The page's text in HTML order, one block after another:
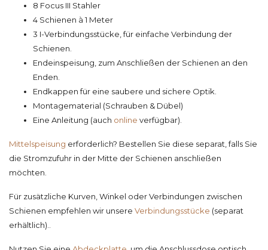
8 Focus III Stahler
4 Schienen à 1 Meter
3 I-Verbindungsstücke, für einfache Verbindung der
Schienen.
Endeinspeisung, zum Anschließen der Schienen an den
Enden.
Endkappen für eine saubere und sichere Optik.
Montagematerial (Schrauben & Dübel)
Eine Anleitung (auch online verfügbar).
Mittelspeisung erforderlich? Bestellen Sie diese separat, falls Sie
die Stromzufuhr in der Mitte der Schienen anschließen
möchten.
Für zusätzliche Kurven, Winkel oder Verbindungen zwischen
Schienen empfehlen wir unsere Verbindungsstücke (separat
erhältlich)..